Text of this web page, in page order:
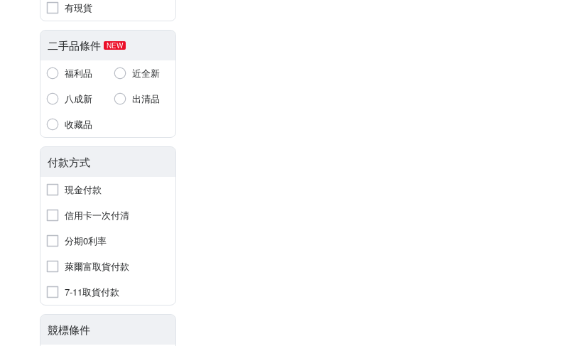
有現貨
二手品條件 NEW
福利品
近全新
八成新
出清品
收藏品
付款方式
現金付款
信用卡一次付清
分期0利率
萊爾富取貨付款
7-11取貨付款
競標條件